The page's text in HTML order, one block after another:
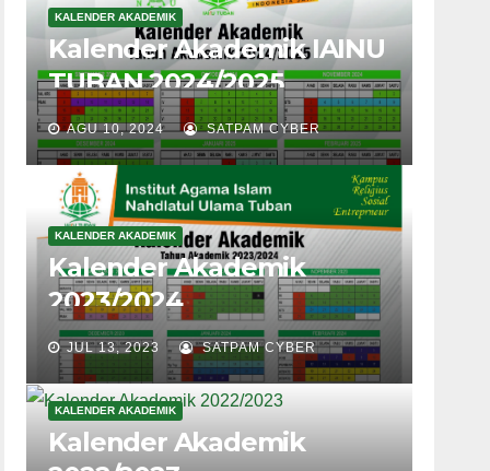
KALENDER AKADEMIK
Kalender Akademik IAINU
TUBAN 2024/2025
AGU 10, 2024 SATPAM CYBER
KALENDER AKADEMIK
Kalender Akademik
2023/2024
JUL 13, 2023 SATPAM CYBER
KALENDER AKADEMIK
Kalender Akademik